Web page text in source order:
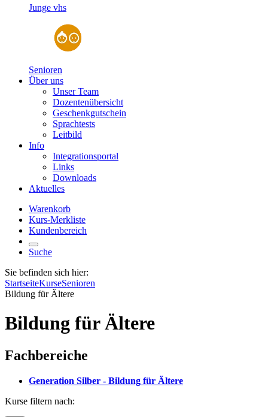
Junge vhs
Senioren
Über uns
Unser Team
Dozentenübersicht
Geschenkgutschein
Sprachtests
Leitbild
Info
Integrationsportal
Links
Downloads
Aktuelles
Warenkorb
Kurs-Merkliste
Kundenbereich
Suche
Sie befinden sich hier:
StartseiteKurseSenioren
Bildung für Ältere
Bildung für Ältere
Fachbereiche
Generation Silber - Bildung für Ältere
Kurse filtern nach: